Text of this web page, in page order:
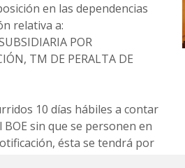
en las dependencias
relativa a:
POR
TM DE PERALTA DE
10 días hábiles a contar
sin que se personen en
ésta se tendrá por